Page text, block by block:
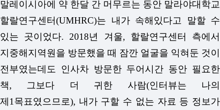
말레이시아에 약 한달 간 머무르는 동안 말라야대학교
할랄연구센터(UMHRC)는 내가 속해있다고 말할 수
있는 곳이었다. 2018년 겨울, 할랄연구센터 측에서
지중해지역원을 방문했을 때 잠깐 얼굴을 익혀둔 것이
전부였는데도 인사차 방문한 두어시간 동안 필요한
책, 그보다 더 귀한 사람(인터뷰는 나의
제1목표였으므로), 내가 구할 수 없는 자료 등 정보가